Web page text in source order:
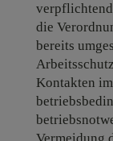
die
bereits
Kontakten